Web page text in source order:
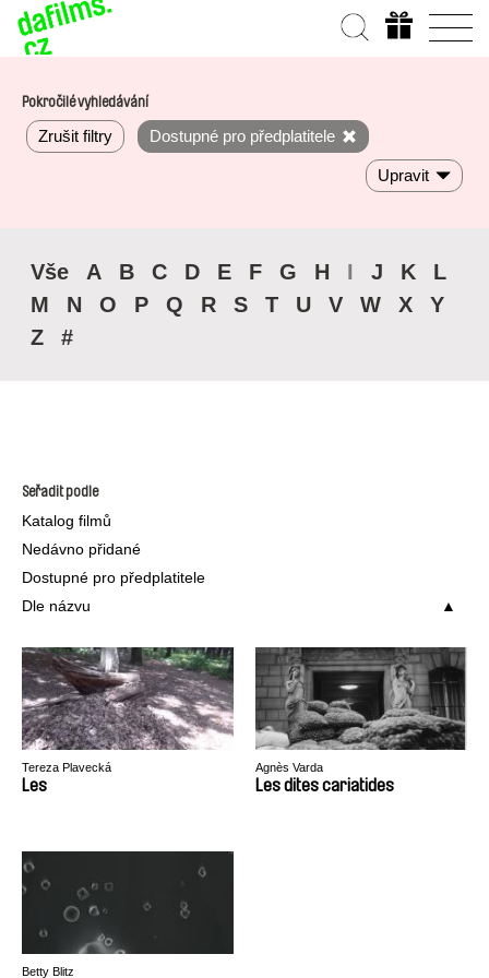
Pokročilé vyhledávání
Zrušit filtry Dostupné pro předplatitele
Upravit
Vše A B C D E F G H I J K
L
M
N O P Q R S T U V W X
Y
Z
#
Seřadit podle
Katalog filmů
Nedávno přidané
Dostupné pro předplatitele
Dle názvu
Tereza Plavecká
Les
Agnès Varda
Les dites cariatides
Betty Blitz